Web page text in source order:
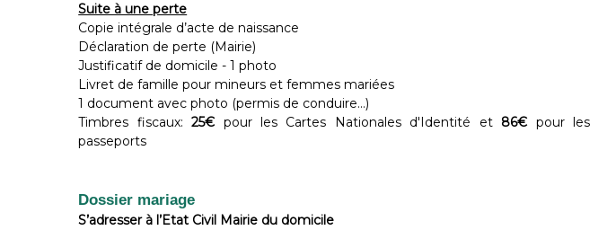
Suite à une perte
Copie intégrale d’acte de naissance
Déclaration de perte (Mairie)
Justificatif de domicile - 1 photo
Livret de famille pour mineurs et femmes mariées
1 document avec photo (permis de conduire…)
Timbres fiscaux:25€ pour les Cartes Nationales d'Identité et 86€ pour les
passeports
Dossier mariage
S’adresser à l’Etat Civil Mairie du domicile